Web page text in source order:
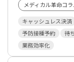
メディカル革命コラ
キャッシュレス決済
予防接種予約
待
業務効率化